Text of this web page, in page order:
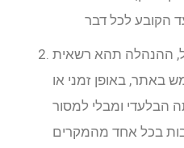
ההנהלה תהא רשאית
באתר, באופן זמני או
הבלעדי ומבלי למסור
בכל אחד מהמקרים